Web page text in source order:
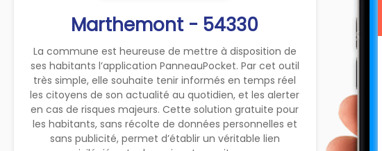
Marthemont - 54330
La commune est heureuse de mettre à disposition de
ses habitants l’application PanneauPocket. Par cet outil
très simple, elle souhaite tenir informés en temps réel
les citoyens de son actualité au quotidien, et les alerter
en cas de risques majeurs. Cette solution gratuite pour
les habitants, sans récolte de données personnelles et
sans publicité, permet d’établir un véritable lien